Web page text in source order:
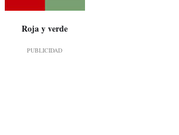
Roja y verde